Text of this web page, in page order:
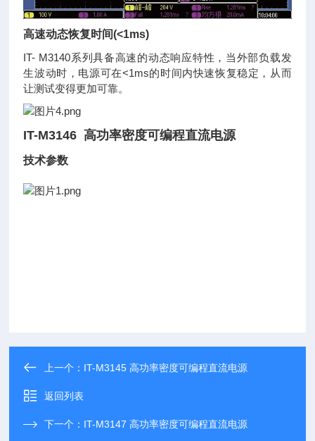
高速动态恢复时间(<1ms)
IT- M3140系列具备高速的动态响应特性，当外部负载发
生波动时，电源可在<1ms的时间内快速恢复稳定，从而
让测试变得更加可靠。
IT-M3146 高功率密度可编程直流电源
技术参数
上一个： IT-M3145 高功率密度可编程直流电源
返回列表
下一个： IT-M3147 高功率密度可编程直流电源